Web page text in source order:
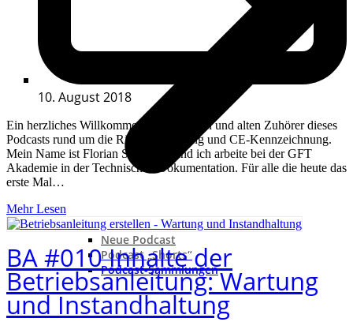
Neue Podcast
Podcast „Shorts“
Podcast-Sammlungen
10. August 2018
Ein herzliches Willkommen an alle neuen und alten Zuhörer dieses
Podcasts rund um die Risikobeurteilung und CE-Kennzeichnung.
Mein Name ist Florian Seckinger und ich arbeite bei der GFT
Akademie in der Technischen Dokumentation. Für alle die heute das
erste Mal…
Mehr Lesen
BA #010 Inhalte der
Betriebsanleitung: Wartung
und Instandhaltung